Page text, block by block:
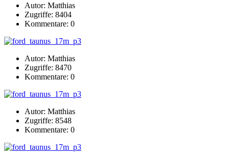
Autor: Matthias
Zugriffe: 8404
Kommentare: 0
Autor: Matthias
Zugriffe: 8470
Kommentare: 0
Autor: Matthias
Zugriffe: 8548
Kommentare: 0